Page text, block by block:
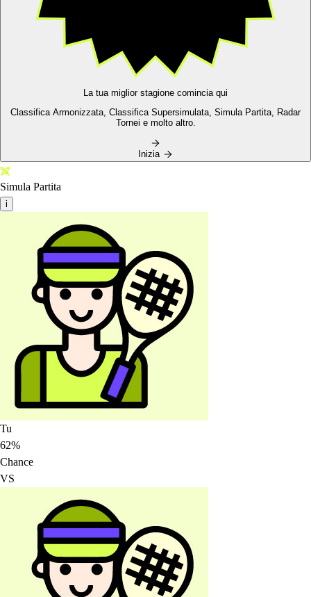
La tua miglior stagione comincia qui
Classifica Armonizzata, Classifica Supersimulata, Simula Partita, Radar
Tornei e molto altro.
Inizia
Simula Partita
i
Tu
62%
Chance
VS